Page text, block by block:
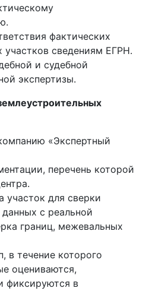
фактических
участков сведениям ЕГРН.
и судебной
экспертизы.
«Экспертный
перечень которой
участок для сверки
с реальной
границ, межевальных
в течение которого
оцениваются,
фиксируются в